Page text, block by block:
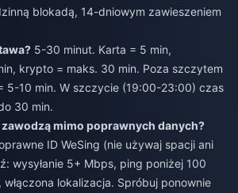
blokadą, 14-dniowym zawieszeniem
5-30 minut. Karta = 5 min,
krypto = maks. 30 min. Poza szczytem
5-10 min. W szczycie (19:00-23:00) czas
30 min.
zawodzą mimo poprawnych danych?
ID WeSing (nie używaj spacji ani
wysyłanie 5+ Mbps, ping poniżej 100
włączona lokalizacja. Spróbuj ponownie